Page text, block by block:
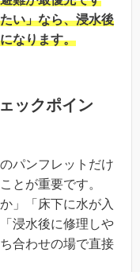
い」なら、浸水後
なります。
ックポイン
パンフレットだけ
とが重要です。
」「床下に水が入
浸水後に修理しや
合わせの場で直接